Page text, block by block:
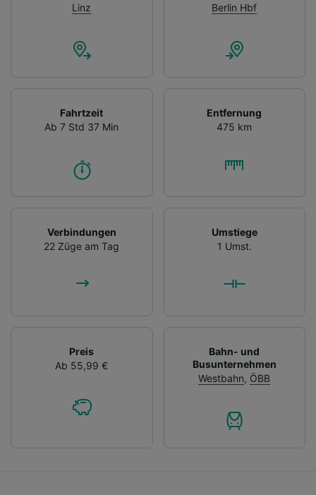
Linz
Berlin Hbf
Fahrtzeit
Ab 7 Std 37 Min
Entfernung
475 km
Verbindungen
22 Züge am Tag
Umstiege
1 Umst.
Preis
Ab 55,99 €
Bahn- und
Busunternehmen
Westbahn, ÖBB